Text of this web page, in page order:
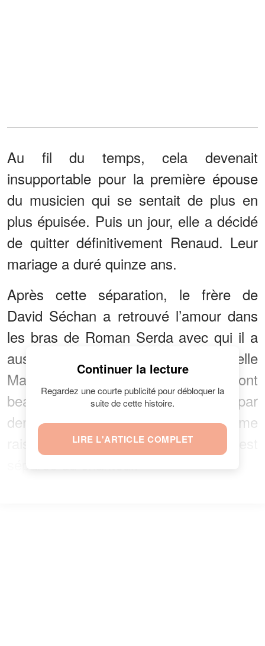
Au fil du temps, cela devenait
insupportable pour la première épouse
du musicien qui se sentait de plus en
plus épuisée. Puis un jour, elle a décidé
de quitter définitivement Renaud. Leur
mariage a duré quinze ans.
Après cette séparation, le frère de
David Séchan a retrouvé l’amour dans
les bras de Roman Serda avec qui il a
aussi eu un autre enfant qui s’appelle
Malone. Si les deux tourtereaux se sont
beaucoup aimés, la chanteuse a fini par
demander le divorce, pour la même
raison pour laquelle Dominique s’est
séparée du chanteur.
Continuer la lecture
Regardez une courte publicité pour débloquer la
suite de cette histoire.
LIRE L'ARTICLE COMPLET